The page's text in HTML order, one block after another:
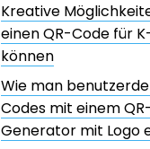
Kreative
einen QR-Code für
können
Wie man
Codes mit einem
Generator mit Logo